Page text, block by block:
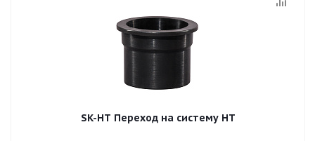
SK-HT Переход на систему НТ